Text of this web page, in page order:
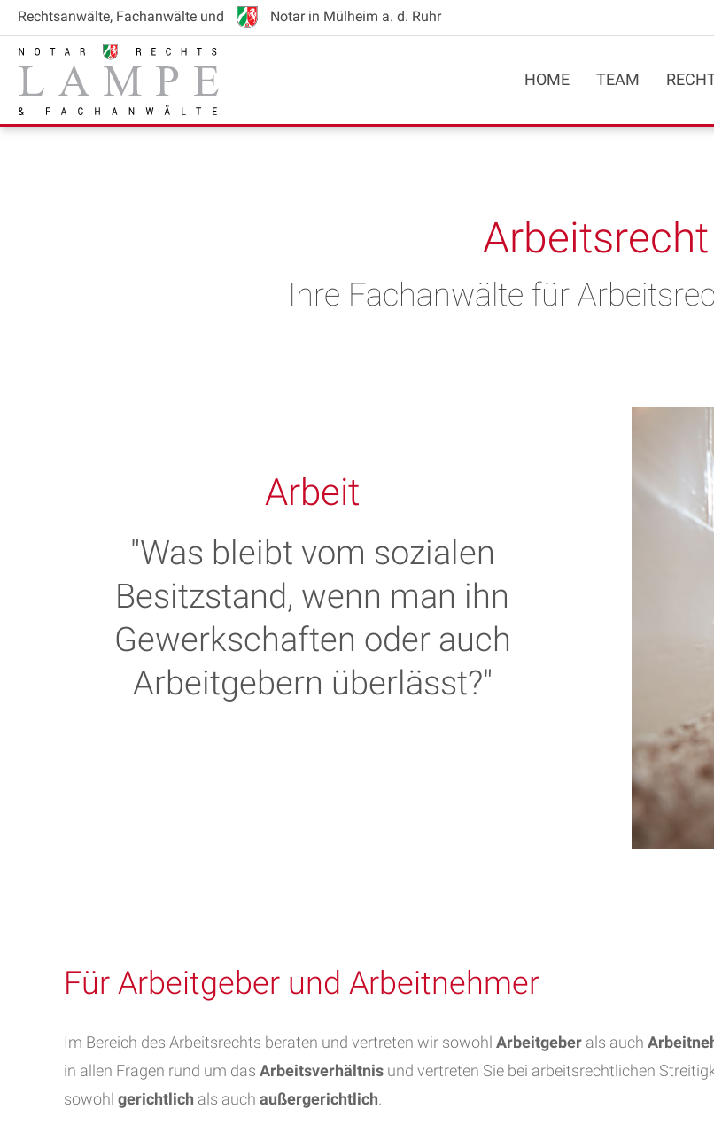
Rechtsanwälte, Fachanwälte und Notarin Mülheim a. d. Ruhr
HOME TEAM
Arbeitsrecht
Ihre Fachanwälte für
Arbeit
"Was bleibt vom sozialen
Besitzstand, wenn man ihn
Gewerkschaften oder auch
Arbeitgebern überlässt?"
Für Arbeitgeber und Arbeitnehmer
Im Bereich des Arbeitsrechts beraten und vertreten wir sowohl Arbeitgeber als auch
in allen Fragen rund um das Arbeitsverhältnis und vertreten Sie bei arbeitsrechtlichen
sowohl gerichtlich als auch außergerichtlich